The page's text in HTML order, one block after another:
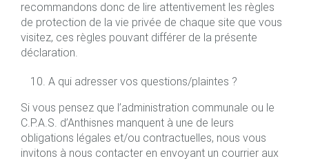
recommandons donc de lire attentivement les règles
de protection de la vie privée de chaque site que vous
visitez, ces règles pouvant différer de la présente
déclaration.
A qui adresser vos questions/plaintes ?
Si vous pensez que l’administration communale ou le
C.P.A.S. d’Anthisnes manquent à une de leurs
obligations légales et/ou contractuelles, nous vous
invitons à nous contacter en envoyant un courrier aux